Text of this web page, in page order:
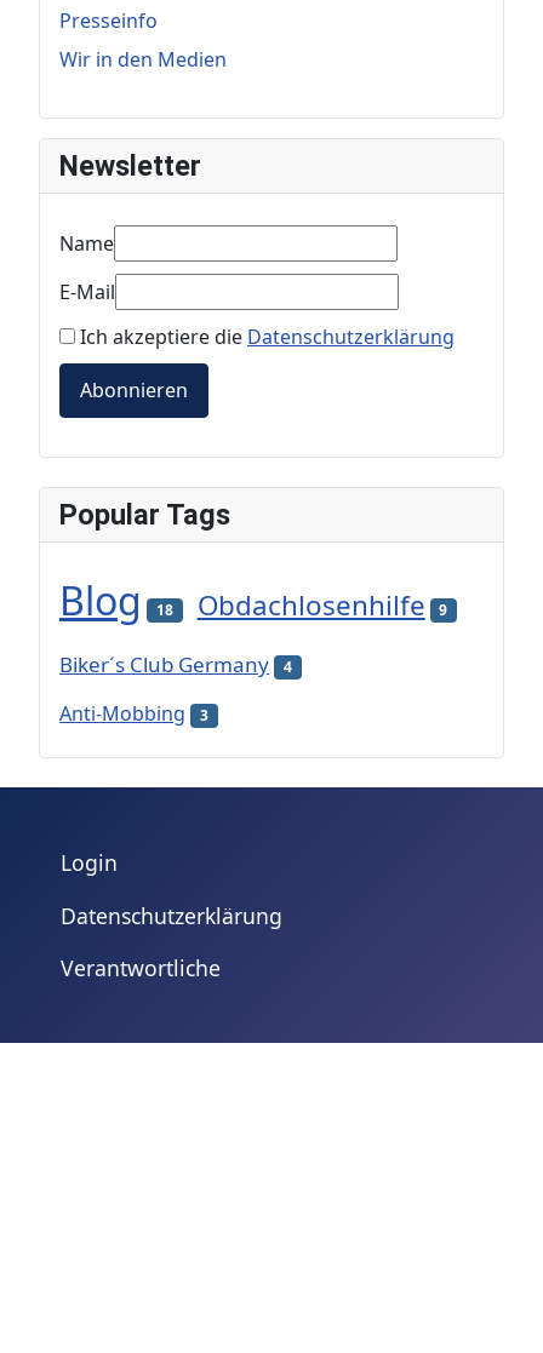
Presseinfo
Wir in den Medien
Newsletter
Name
E-Mail
Ich akzeptiere die Datenschutzerklärung
Abonnieren
Popular Tags
Blog 18 Obdachlosenhilfe 9
Biker´s Club Germany 4
Anti-Mobbing 3
Login
Datenschutzerklärung
Verantwortliche